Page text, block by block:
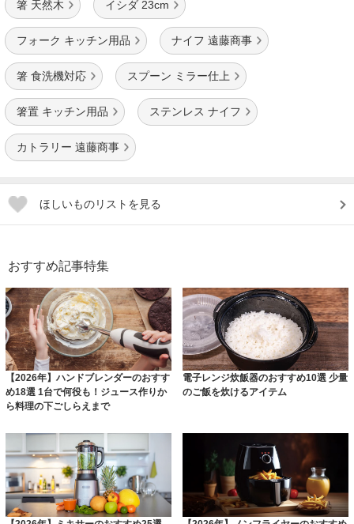
箸 天然木 イシダ 23cm
フォーク キッチン用品 ナイフ 遠藤商事
箸 食洗機対応 スプーン ミラー仕上
箸置 キッチン用品 ステンレス ナイフ
カトラリー 遠藤商事
ほしいものリストを見る
おすすめ記事特集
【2026年】ハンドブレンダーのおすす
め18選 1台で何役も！ジュース作りか
ら料理の下ごしらえまで
電子レンジ炊飯器のおすすめ10選 少量
のご飯を炊けるアイテム